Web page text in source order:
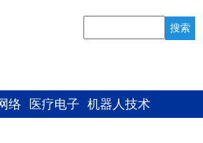
搜索
络 医疗电子 机器人技术